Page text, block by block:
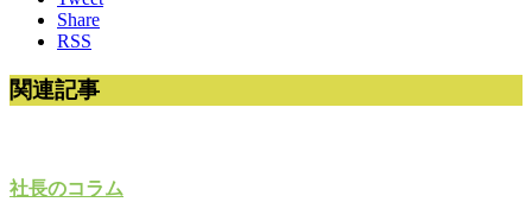
Share
RSS
関連記事
社長のコラム